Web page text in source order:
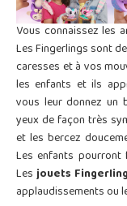
Vous connaissez les
Les Fingerlings sont
caresses et à vos
les enfants et ils
vous leur donnez un
yeux de façon très
et les bercez
Les enfants
Lesjouets
applaudissements ou